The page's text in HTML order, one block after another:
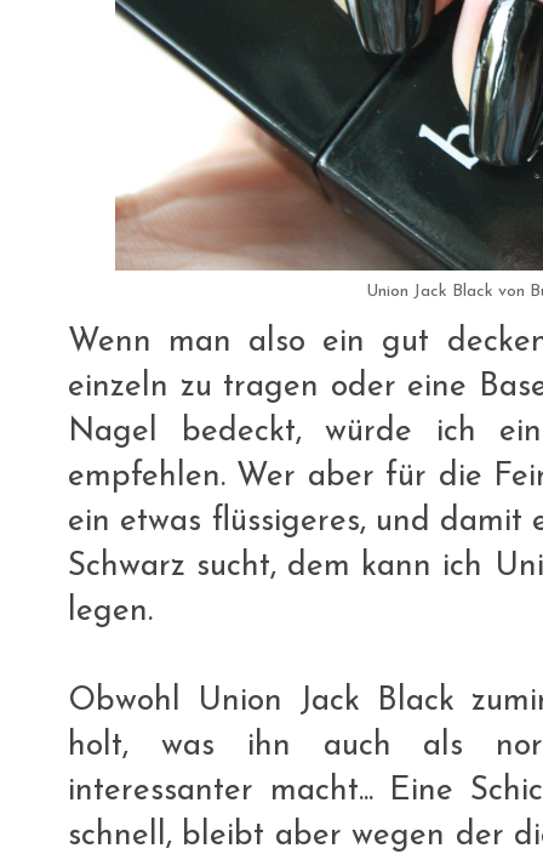
Union Jack Black von
Wenn man also ein gut
einzeln zu tragen oder eine
Nagel bedeckt, würde ich
empfehlen. Wer aber für die
ein etwas flüssigeres, und damit
Schwarz sucht, dem kann ich
legen.
Obwohl Union Jack Black
holt, was ihn auch als
interessanter macht... Eine
schnell, bleibt aber wegen der